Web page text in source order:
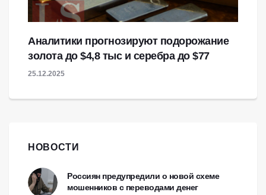
Аналитики прогнозируют подорожание
золота до $4,8 тыс и серебра до $77
25.12.2025
НОВОСТИ
Россиян предупредили о новой схеме
мошенников с переводами денег